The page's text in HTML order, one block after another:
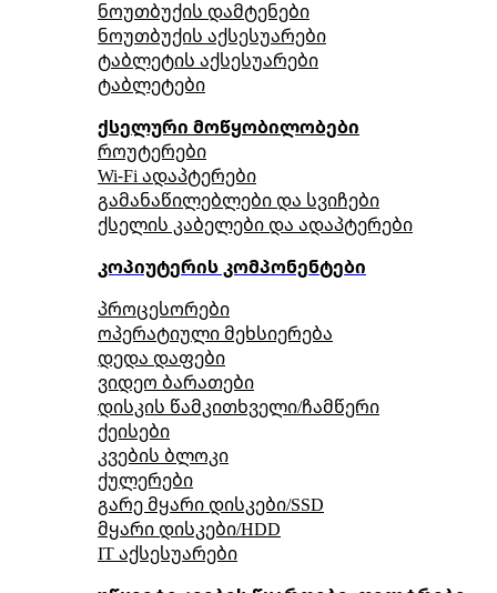
ნოუთბუქის დამტენები
ნოუთბუქის აქსესუარები
ტაბლეტის აქსესუარები
ტაბლეტები
ქსელური მოწყობილობები
როუტერები
Wi-Fi ადაპტერები
გამანაწილებლები და სვიჩები
ქსელის კაბელები და ადაპტერები
კოპიუტერის კომპონენტები
პროცესორები
ოპერატიული მეხსიერება
დედა დაფები
ვიდეო ბარათები
დისკის წამკითხველი/ჩამწერი
ქეისები
კვების ბლოკი
ქულერები
გარე მყარი დისკები/SSD
მყარი დისკები/HDD
IT აქსესუარები